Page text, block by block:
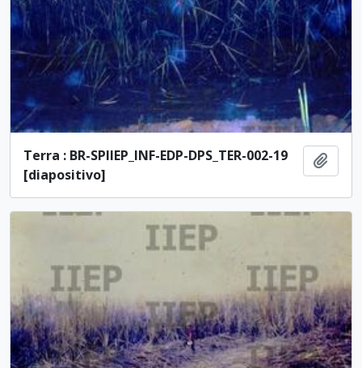
Terra : BR-SPIIEP_INF-EDP-DPS_TER-002-19
[diapositivo]